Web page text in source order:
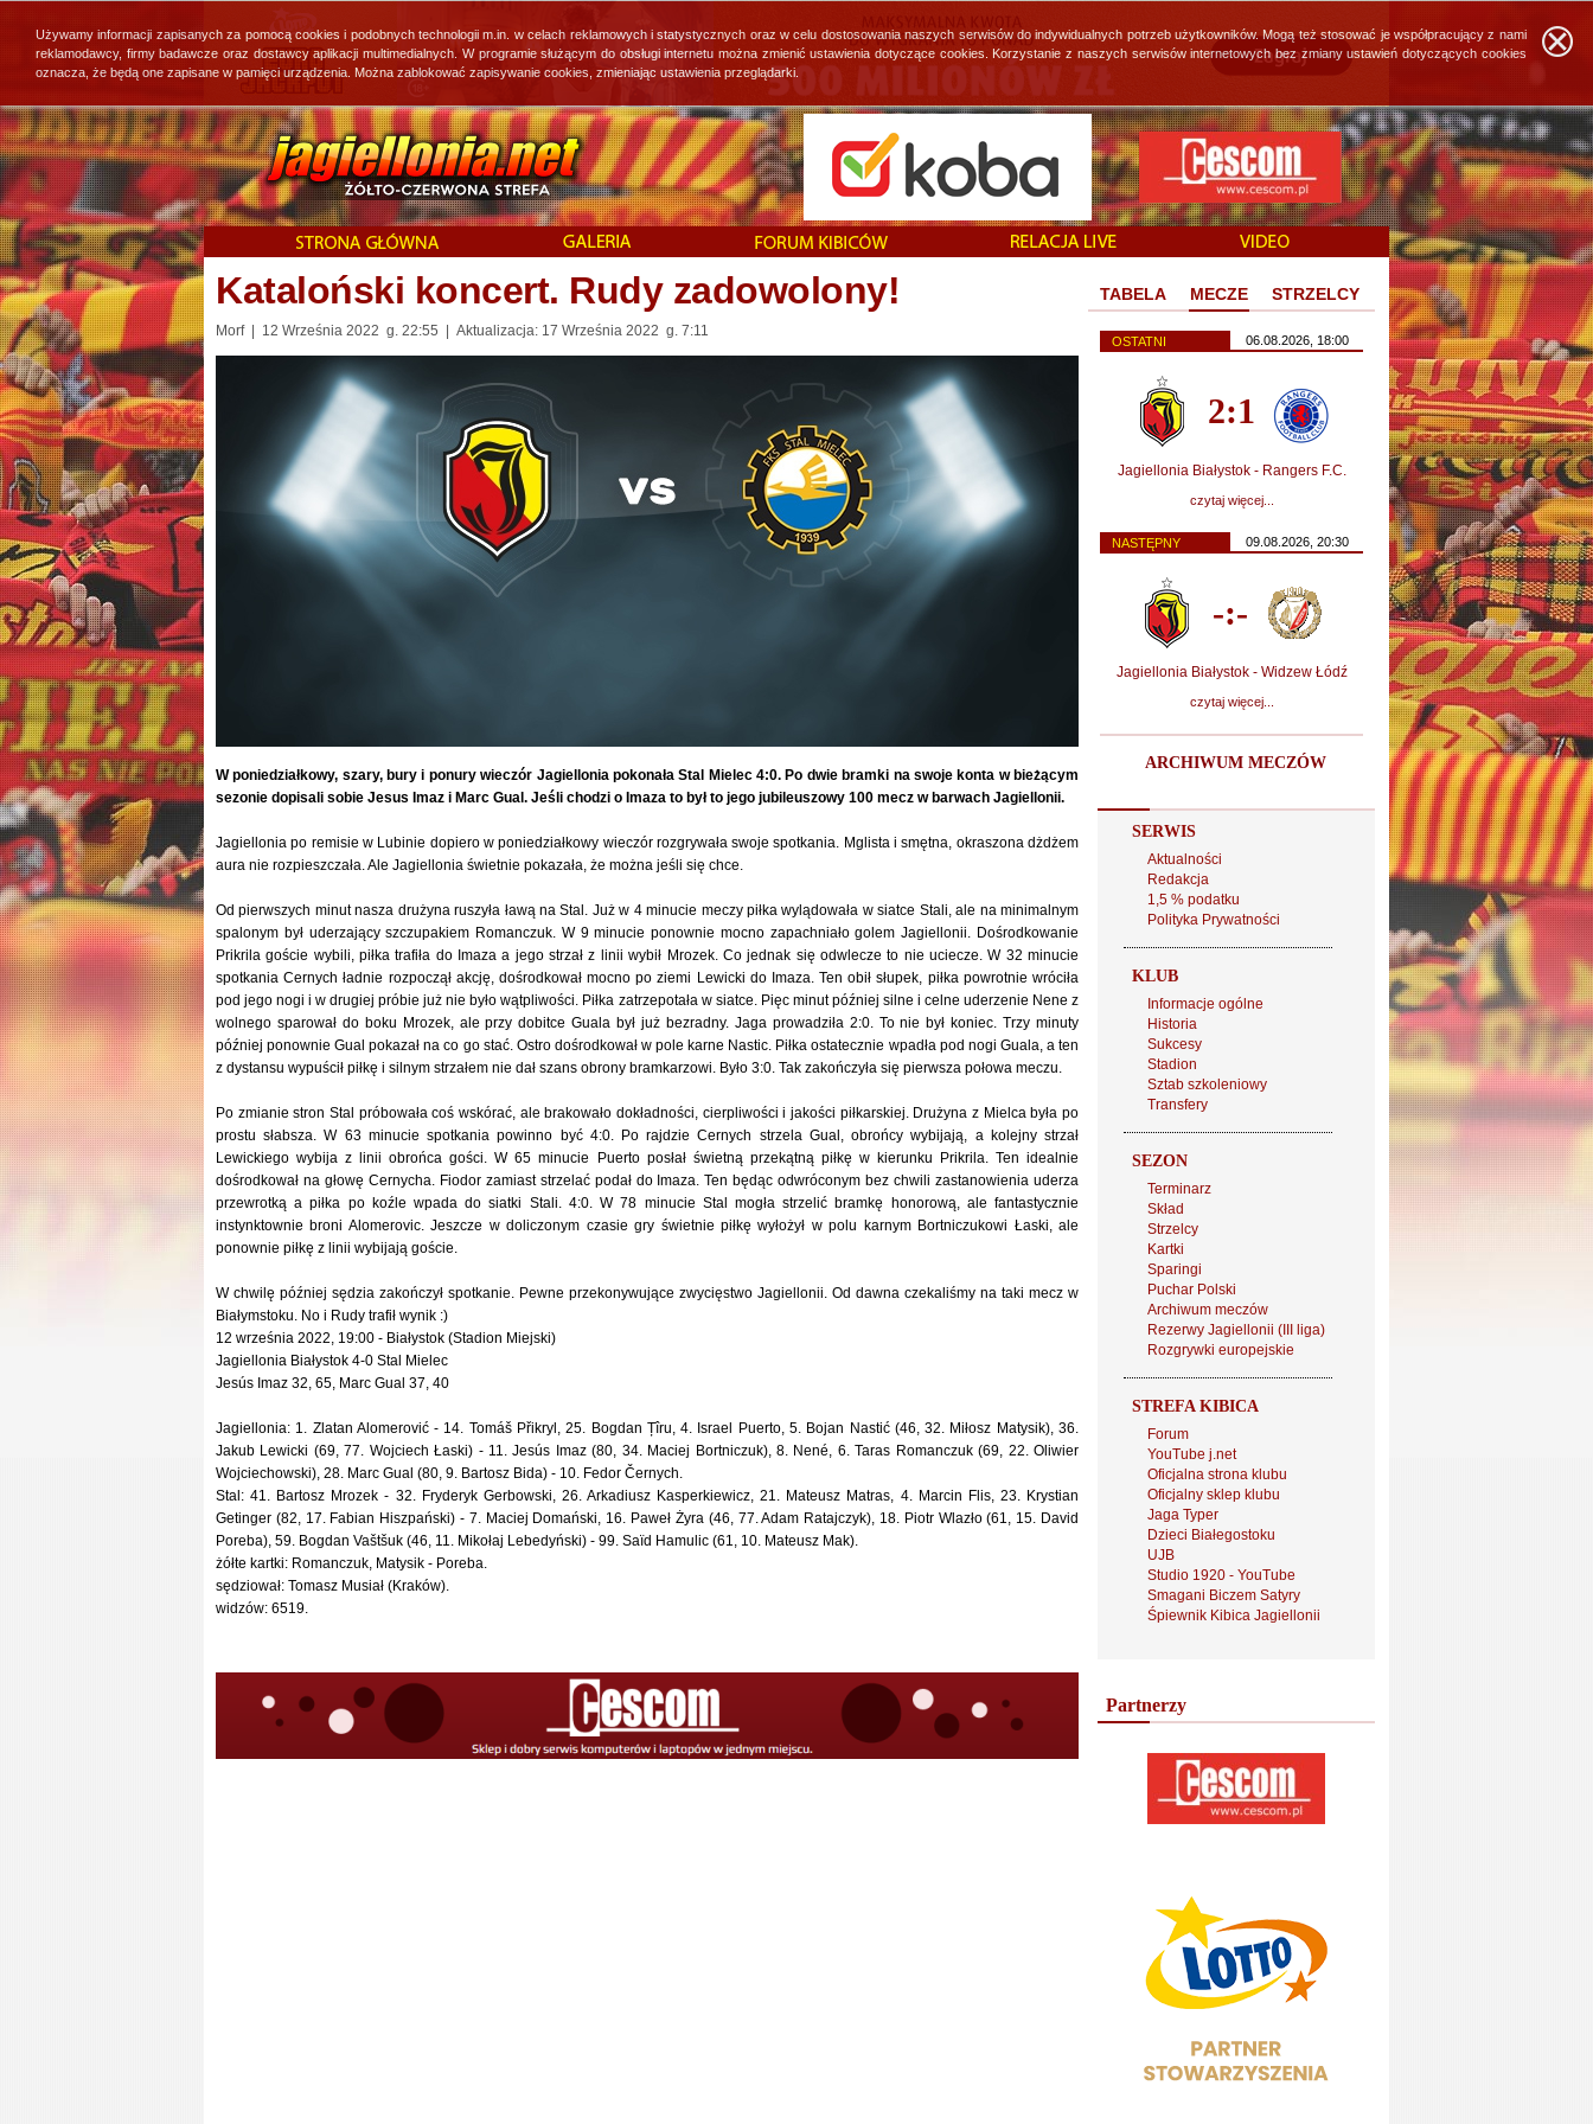
Kataloński koncert. Rudy zadowolony!
Morf | 12 Września 2022 g. 22:55 | Aktualizacja: 17 Września 2022 g. 7:11
W poniedziałkowy, szary, bury i ponury wieczór Jagiellonia pokonała Stal Mielec 4:0. Po dwie bramki na swoje konta w bieżącym
sezonie dopisali sobie Jesus Imaz i Marc Gual. Jeśli chodzi o Imaza to był to jego jubileuszowy 100 mecz w barwach Jagiellonii.
Jagiellonia po remisie w Lubinie dopiero w poniedziałkowy wieczór rozgrywała swoje spotkania. Mglista i smętna, okraszona dżdżem
aura nie rozpieszczała. Ale Jagiellonia świetnie pokazała, że można jeśli się chce.
Od pierwszych minut nasza drużyna ruszyła ławą na Stal. Już w 4 minucie meczy piłka wylądowała w siatce Stali, ale na minimalnym
spalonym był uderzający szczupakiem Romanczuk. W 9 minucie ponownie mocno zapachniało golem Jagiellonii. Dośrodkowanie
Prikrila goście wybili, piłka trafiła do Imaza a jego strzał z linii wybił Mrozek. Co jednak się odwlecze to nie uciecze. W 32 minucie
spotkania Cernych ładnie rozpoczął akcję, dośrodkował mocno po ziemi Lewicki do Imaza. Ten obił słupek, piłka powrotnie wróciła
pod jego nogi i w drugiej próbie już nie było wątpliwości. Piłka zatrzepotała w siatce. Pięc minut później silne i celne uderzenie Nene z
wolnego sparował do boku Mrozek, ale przy dobitce Guala był już bezradny. Jaga prowadziła 2:0. To nie był koniec. Trzy minuty
później ponownie Gual pokazał na co go stać. Ostro dośrodkował w pole karne Nastic. Piłka ostatecznie wpadła pod nogi Guala, a ten
z dystansu wypuścił piłkę i silnym strzałem nie dał szans obrony bramkarzowi. Było 3:0. Tak zakończyła się pierwsza połowa meczu.
Po zmianie stron Stal próbowała coś wskórać, ale brakowało dokładności, cierpliwości i jakości piłkarskiej. Drużyna z Mielca była po
prostu słabsza. W 63 minucie spotkania powinno być 4:0. Po rajdzie Cernych strzela Gual, obrońcy wybijają, a kolejny strzał
Lewickiego wybija z linii obrońca gości. W 65 minucie Puerto posłał świetną przekątną piłkę w kierunku Prikrila. Ten idealnie
dośrodkował na głowę Cernycha. Fiodor zamiast strzelać podał do Imaza. Ten będąc odwróconym bez chwili zastanowienia uderza
przewrotką a piłka po koźle wpada do siatki Stali. 4:0. W 78 minucie Stal mogła strzelić bramkę honorową, ale fantastycznie
instynktownie broni Alomerovic. Jeszcze w doliczonym czasie gry świetnie piłkę wyłożył w polu karnym Bortniczukowi Łaski, ale
ponownie piłkę z linii wybijają goście.
W chwilę później sędzia zakończył spotkanie. Pewne przekonywujące zwycięstwo Jagiellonii. Od dawna czekaliśmy na taki mecz w
Białymstoku. No i Rudy trafił wynik :)
12 września 2022, 19:00 - Białystok (Stadion Miejski)
Jagiellonia Białystok 4-0 Stal Mielec
Jesús Imaz 32, 65, Marc Gual 37, 40
Jagiellonia: 1. Zlatan Alomerović - 14. Tomáš Přikryl, 25. Bogdan Țîru, 4. Israel Puerto, 5. Bojan Nastić (46, 32. Miłosz Matysik), 36.
Jakub Lewicki (69, 77. Wojciech Łaski) - 11. Jesús Imaz (80, 34. Maciej Bortniczuk), 8. Nené, 6. Taras Romanczuk (69, 22. Oliwier
Wojciechowski), 28. Marc Gual (80, 9. Bartosz Bida) - 10. Fedor Černych.
Stal: 41. Bartosz Mrozek - 32. Fryderyk Gerbowski, 26. Arkadiusz Kasperkiewicz, 21. Mateusz Matras, 4. Marcin Flis, 23. Krystian
Getinger (82, 17. Fabian Hiszpański) - 7. Maciej Domański, 16. Paweł Żyra (46, 77. Adam Ratajczyk), 18. Piotr Wlazło (61, 15. David
Poreba), 59. Bogdan Vaštšuk (46, 11. Mikołaj Lebedyński) - 99. Saïd Hamulic (61, 10. Mateusz Mak).
żółte kartki: Romanczuk, Matysik - Poreba.
sędziował: Tomasz Musiał (Kraków).
widzów: 6519.
TABELA MECZE STRZELCY
OSTATNI 06.08.2026, 18:00
2:1
Jagiellonia Białystok - Rangers F.C.
czytaj więcej...
NASTĘPNY 09.08.2026, 20:30
-:-
Jagiellonia Białystok - Widzew Łódź
czytaj więcej...
ARCHIWUM MECZÓW
SERWIS
Aktualności
Redakcja
1,5 % podatku
Polityka Prywatności
KLUB
Informacje ogólne
Historia
Sukcesy
Stadion
Sztab szkoleniowy
Transfery
SEZON
Terminarz
Skład
Strzelcy
Kartki
Sparingi
Puchar Polski
Archiwum meczów
Rezerwy Jagiellonii (III liga)
Rozgrywki europejskie
STREFA KIBICA
Forum
YouTube j.net
Oficjalna strona klubu
Oficjalny sklep klubu
Jaga Typer
Dzieci Białegostoku
UJB
Studio 1920 - YouTube
Smagani Biczem Satyry
Śpiewnik Kibica Jagiellonii
Partnerzy
Używamy informacji zapisanych za pomocą cookies i podobnych technologii m.in. w celach reklamowych i statystycznych oraz w celu dostosowania naszych serwisów do indywidualnych potrzeb użytkowników. Mogą też stosować je współpracujący z nami
reklamodawcy, firmy badawcze oraz dostawcy aplikacji multimedialnych. W programie służącym do obsługi internetu można zmienić ustawienia dotyczące cookies. Korzystanie z naszych serwisów internetowych bez zmiany ustawień dotyczących cookies
oznacza, że będą one zapisane w pamięci urządzenia. Można zablokować zapisywanie cookies, zmieniając ustawienia przeglądarki.